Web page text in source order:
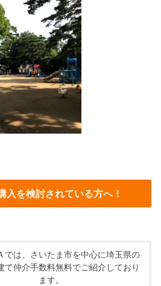
入を検討されている方へ！
では、さいたま市を中心に埼玉県の
て仲介手数料無料でご紹介しており
ます。